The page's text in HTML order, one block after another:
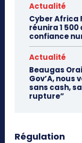
Actualité
Cyber Africa
réunira 1
confiance
Actualité
Beaugas
Gov’A, nous
sans cash,
rupture”
Régulation